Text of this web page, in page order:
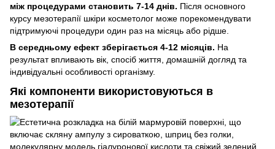
між процедурами становить 7-14 днів. Після основного
курсу мезотерапії шкіри косметолог може порекомендувати
підтримуючі процедури один раз на місяць або рідше.
В середньому ефект зберігається 4-12 місяців. На
результат впливають вік, спосіб життя, домашній догляд та
індивідуальні особливості організму.
Які компоненти використовуються в
мезотерапії